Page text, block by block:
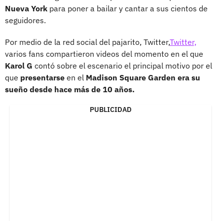
Nueva York para poner a bailar y cantar a sus cientos de
seguidores.
Por medio de la red social del pajarito, Twitter,Twitter,
varios fans compartieron videos del momento en el que
Karol G contó sobre el escenario el principal motivo por el
que presentarse en el Madison Square Garden era su
sueño desde hace más de 10 años.
PUBLICIDAD